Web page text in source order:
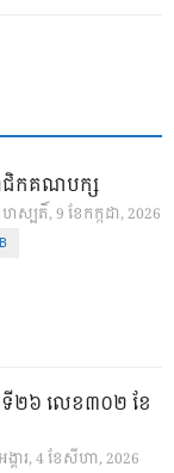
ាជិកគណបក្ស
ហស្បតិ៍, 9 ខែ​កក្កដា, 2026
ាំទី២៦ លេខ៣០២ ខែ
អង្គារ, 4 ខែ​សីហា, 2026